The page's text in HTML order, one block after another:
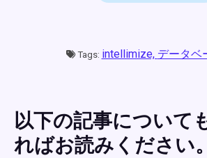
Tags: intellimize, データベ
以下の記事について
ればお読みください。